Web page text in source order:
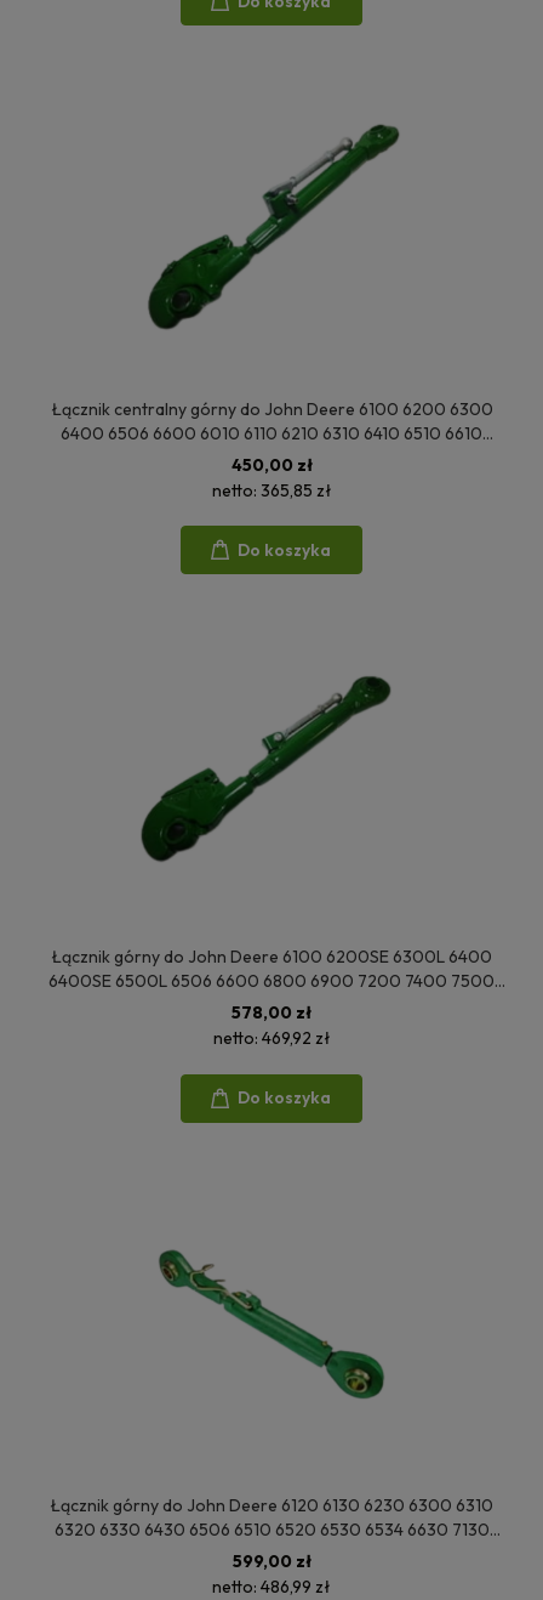
Łącznik centralny górny do John Deere 6100 6200 6300
6400 6506 6600 6010 6110 6210 6310 6410 6510 6610
6020SE 6120 6220 6320 6420 AL159871, AL78065
450,00 zł
netto: 365,85 zł
Do koszyka
Łącznik górny do John Deere 6100 6200SE 6300L 6400
6400SE 6500L 6506 6600 6800 6900 7200 7400 7500
7600 7700 7800 6200L 6400SP AL176469 AL159867
AL176533
578,00 zł
netto: 469,92 zł
Do koszyka
Łącznik górny do John Deere 6120 6130 6230 6300 6310
6320 6330 6430 6506 6510 6520 6530 6534 6630 7130
7220 7230 SE6320 SE6510 AL176471
599,00 zł
netto: 486,99 zł